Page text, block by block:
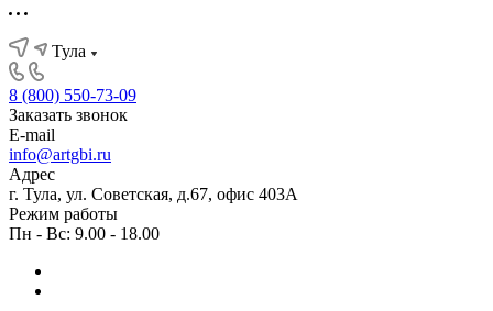
Тула
8 (800) 550-73-09
Заказать звонок
E-mail
info@artgbi.ru
Адрес
г. Тула, ул. Советская, д.67, офис 403А
Режим работы
Пн - Вс: 9.00 - 18.00